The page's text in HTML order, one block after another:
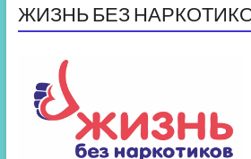
ЖИЗНЬ БЕЗ